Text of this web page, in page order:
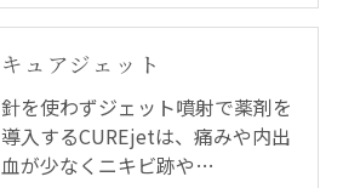
キュアジェット
針を使わずジェット噴射で薬剤を
導入するCUREjetは、痛みや内出
血が少なくニキビ跡や…